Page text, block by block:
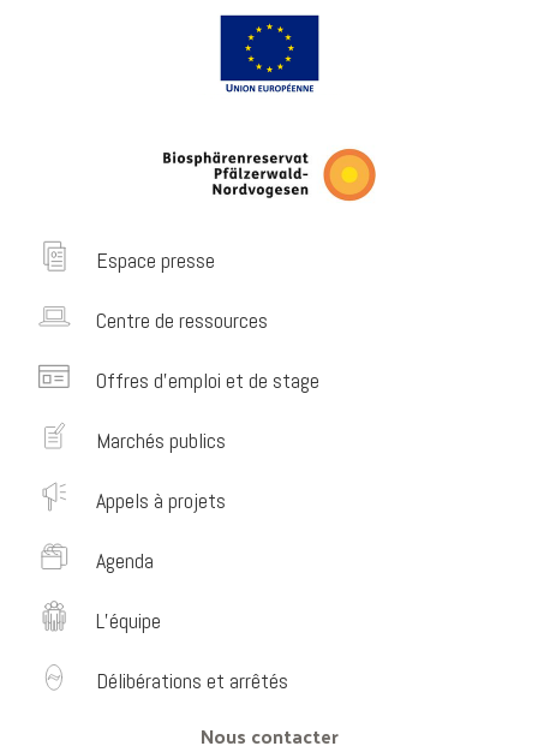
Espace presse
Centre de ressources
Offres d’emploi et de stage
Marchés publics
Appels à projets
Agenda
L’équipe
Délibérations et arrêtés
Nous contacter